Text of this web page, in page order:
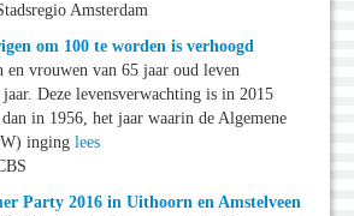
Amsterdam
om 100 te worden is verhoogd
en vrouwen van 65 jaar oud leven
Deze levensverwachting is in 2015
in 1956, het jaar waarin de Algemene
inging lees
Party 2016 in Uithoorn en Amstelveen